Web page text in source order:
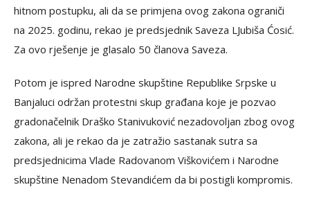
hitnom postupku, ali da se primjena ovog zakona ograniči
na 2025. godinu, rekao je predsjednik Saveza LJubiša Ćosić.
Za ovo rješenje je glasalo 50 članova Saveza.
Potom je ispred Narodne skupštine Republike Srpske u
Banjaluci održan protestni skup građana koje je pozvao
gradonačelnik Draško Stanivuković nezadovoljan zbog ovog
zakona, ali je rekao da je zatražio sastanak sutra sa
predsjednicima Vlade Radovanom Viškovićem i Narodne
skupštine Nenadom Stevandićem da bi postigli kompromis.